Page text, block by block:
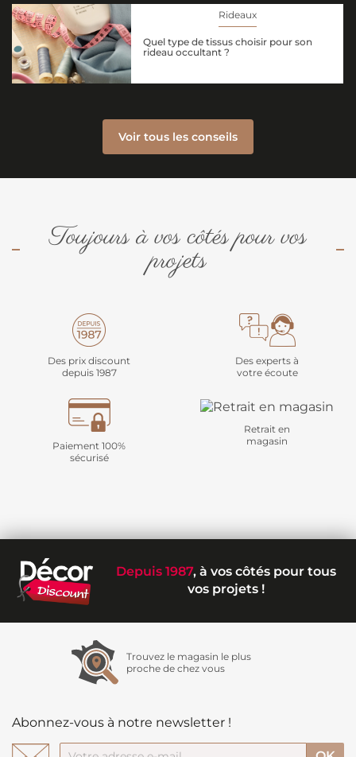
Rideaux
Quel type de tissus choisir pour son
rideau occultant ?
Voir tous les conseils
Toujours à vos côtés pour vos
projets
Des prix discount
depuis 1987
Des experts à
votre écoute
Paiement 100%
sécurisé
Retrait en
magasin
Depuis 1987, à vos côtés pour tous
vos projets !
Trouvez le magasin le plus
proche de chez vous
Abonnez-vous à notre newsletter !